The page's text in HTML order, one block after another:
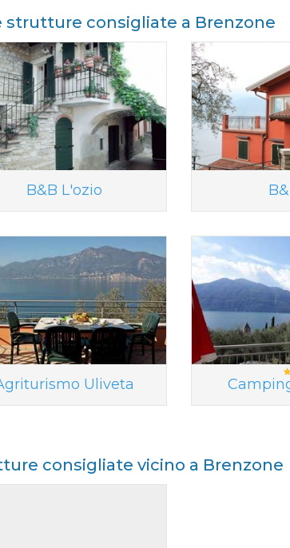
strutture consigliate a Brenzone
B&B L'ozio
Uliveta
consigliate vicino a Brenzone